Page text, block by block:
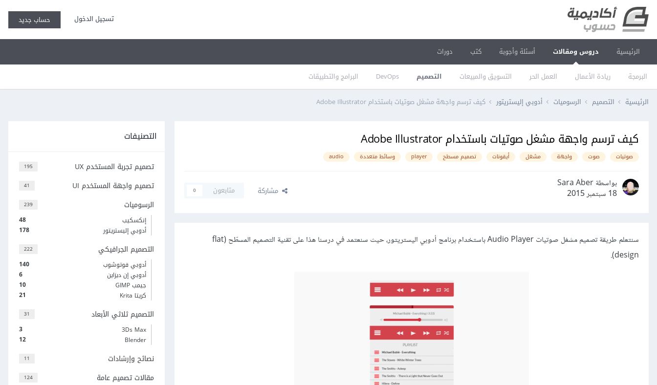
تسجيل الدخول حساب جديد
الرئيسية دروس ومقالات
البرمجة ريادة الأعمال العمل الحر التسويق والمبيعات التصميم DevOps البرامج والتطبيقات
أسئلة وأجوبة كتب دورات
الرئيسية التصميم الرسوميات أدوبي إليستريتور كيف ترسم واجهة مشغل صوتيات باستخدام Adobe Illustrator
كيف ترسم واجهة مشغل صوتيات باستخدام Adobe Illustrator
صوتيات صوت واجهة مشغل أيقونات تصميم مسطح player وسائط متعددة audio
بواسطة Sara Aber
18 سبتمبر 2015
مشاركة متابعون 0
سنتعلم طريقة تصميم مشغل صوتيات Audio Player باستخدام برنامج أدوبي اليستريتور، حيث سنعتمد في درسنا هذا على تقنية التصميم المسطّح (flat
design).
التصنيفات
195 تصميم تجربة المستخدم UX
41 تصميم واجهة المستخدم UI
239 الرسوميات
48
إنكسكيب
178
أدوبي إليستريتور
222 التصميم الجرافيكي
140
أدوبي فوتوشوب
6
أدوبي إن ديزاين
10
جيمب GIMP
21
كريتا Krita
31 التصميم ثلاثي الأبعاد
3
3Ds Max
12
Blender
11 نصائح وإرشادات
124
مقالات تصميم عامة